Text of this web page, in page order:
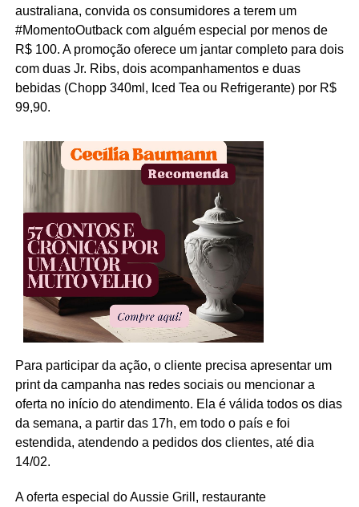
australiana, convida os consumidores a terem um
#MomentoOutback com alguém especial por menos de
R$ 100. A promoção oferece um jantar completo para dois
com duas Jr. Ribs, dois acompanhamentos e duas
bebidas (Chopp 340ml, Iced Tea ou Refrigerante) por R$
99,90.
Para participar da ação, o cliente precisa apresentar um
print da campanha nas redes sociais ou mencionar a
oferta no início do atendimento. Ela é válida todos os dias
da semana, a partir das 17h, em todo o país e foi
estendida, atendendo a pedidos dos clientes, até dia
14/02.
A oferta especial do Aussie Grill, restaurante